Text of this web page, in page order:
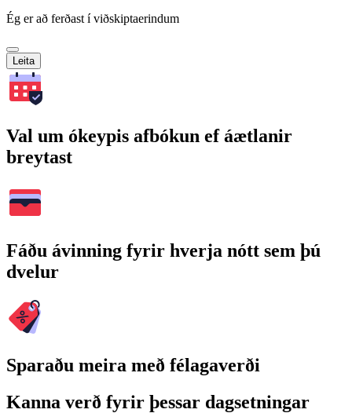
Ég er að ferðast í viðskiptaerindum
Leita
Val um ókeypis afbókun ef áætlanir
breytast
Fáðu ávinning fyrir hverja nótt sem þú
dvelur
Sparaðu meira með félagaverði
Kanna verð fyrir þessar dagsetningar